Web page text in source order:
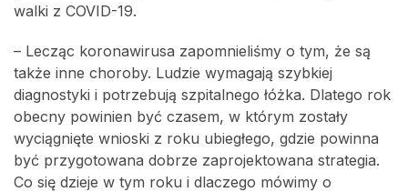
walki z COVID-19.
– Lecząc koronawirusa zapomnieliśmy o tym, że są
także inne choroby. Ludzie wymagają szybkiej
diagnostyki i potrzebują szpitalnego łóżka. Dlatego rok
obecny powinien być czasem, w którym zostały
wyciągnięte wnioski z roku ubiegłego, gdzie powinna
być przygotowana dobrze zaprojektowana strategia.
Co się dzieje w tym roku i dlaczego mówimy o